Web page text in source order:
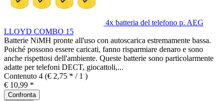
4x batteria del telefono p. AEG
LLOYD COMBO 15
Batterie NiMH pronte all'uso con autoscarica estremamente bassa.
Poiché possono essere caricati, fanno risparmiare denaro e sono
anche rispettosi dell'ambiente. Queste batterie sono particolarmente
adatte per telefoni DECT, giocattoli,...
Contenuto 4 (€ 2,75 * / 1 )
€ 10,99 *
Confronta